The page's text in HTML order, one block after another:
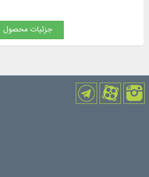
جزئیات محصول